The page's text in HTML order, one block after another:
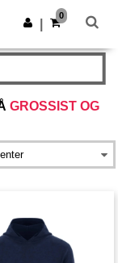
Last ned app
0
GROSSIST OG